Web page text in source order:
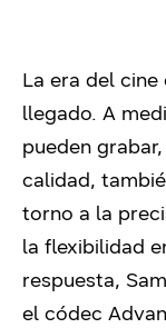
La era del
llegado. A
pueden
calidad,
torno a la
la flexibilidad
respuesta,
el códec